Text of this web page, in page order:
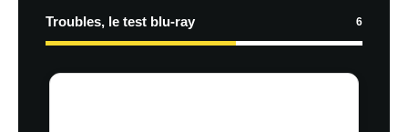
Troubles, le test blu-ray 6